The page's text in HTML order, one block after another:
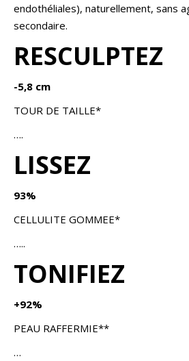
endothéliales), naturellement, sans
secondaire.
RESCULPTEZ
-5,8 cm
TOUR DE TAILLE*
….
LISSEZ
93%
CELLULITE GOMMEE*
…..
TONIFIEZ
+92%
PEAU RAFFERMIE**
…